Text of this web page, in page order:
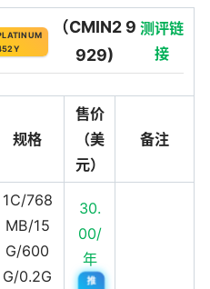
（CMIN2 9
929)
测评链
接
规格
售价
（美
元）
备注
1C/768
MB/15
G/600
G/0.2G
30.
00/
年
推